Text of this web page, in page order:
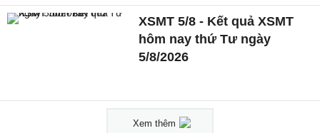
XSMT 5/8 - Kết quả XSMT
hôm nay thứ Tư ngày
5/8/2026
Xem thêm